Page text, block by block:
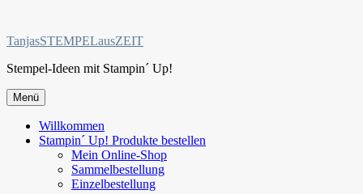
springen
TanjasSTEMPELausZEIT
Stempel-Ideen mit Stampin´ Up!
Menü
Willkommen
Stampin´ Up! Produkte bestellen
Mein Online-Shop
Sammelbestellung
Einzelbestellung